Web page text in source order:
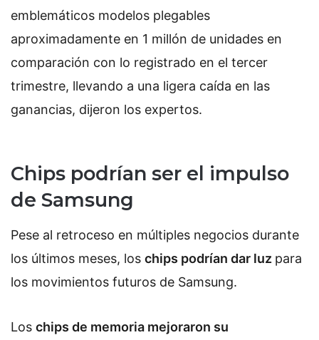
emblemáticos modelos plegables
aproximadamente en 1 millón de unidades en
comparación con lo registrado en el tercer
trimestre, llevando a una ligera caída en las
ganancias, dijeron los expertos.
Chips podrían ser el impulso
de Samsung
Pese al retroceso en múltiples negocios durante
los últimos meses, los chips podrían dar luz para
los movimientos futuros de Samsung.
Los chips de memoria mejoraron su